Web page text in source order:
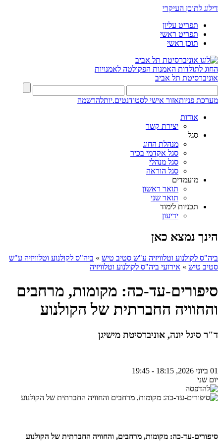
דילוג לתוכן העיקרי
תפריט עליון
תפריט ראשי
תוכן ראשי
החוג לתולדות האמנות הפקולטה לאמנויות
אוניברסיטת תל אביב
מערכת פניותאזור אישי לסטודנטים.יותלהרשמה
אודות
יצירת קשר
סגל
מנהלת החוג
סגל אקדמי בכיר
סגל מנהלי
סגל הוראה
מועמדים
תואר ראשון
תואר שני
תכניות לימוד
ידיעון
הינך נמצא כאן
ביה"ס לקולנוע וטלוויזיה ע"ש סטיב טיש » ביה"ס לקולנוע וטלוויזיה ע"ש
סטיב טיש » אירועי ביה"ס לקולנוע וטלוויזיה
סיפורים-עד-כה: מקומות, מרחבים
והחוויה החברתית של הקולנוע
ד"ר סיגל יונה, אוניברסיטת מישיגן
01 ביוני 2026, 18:15 - 19:45
יום שני
סיפורים-עד-כה: מקומות, מרחבים, והחוויה החברתית של הקולנוע